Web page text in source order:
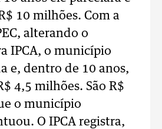
10 milhões. Com a
alterando o
IPCA, o município
e, dentro de 10 anos,
4,5 milhões. São R$
o município
O IPCA registra,